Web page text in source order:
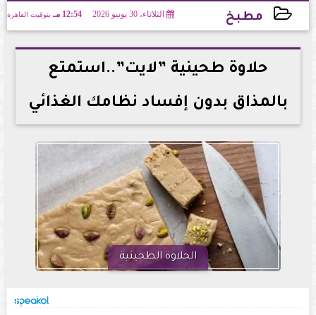
مطبخ الثلاثاء، 30 يونيو 2026 12:54 مـ بتوقيت القاهرة
2026-06-30 12:54:35
حلاوة طحينية ”لايت”..استمتع
بالمذاق بدون إفساد نظامك الغذائي
الحلاوة الطحينية